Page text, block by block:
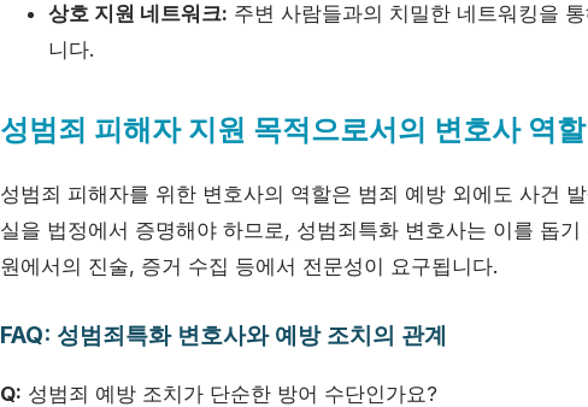
상호 지원 네트워크: 주변 사람들과의 치밀한 네트워킹을
니다.
성범죄 피해자 지원 목적으로서의 변호사 역할
성범죄 피해자를 위한 변호사의 역할은 범죄 예방 외에도 사건
실을 법정에서 증명해야 하므로, 성범죄특화 변호사는 이를 돕
원에서의 진술, 증거 수집 등에서 전문성이 요구됩니다.
FAQ: 성범죄특화 변호사와 예방 조치의 관계
Q: 성범죄 예방 조치가 단순한 방어 수단인가요?